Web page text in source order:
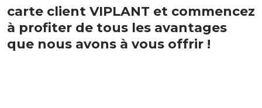
carte client VIPLANT et commencez
à profiter de tous les avantages
que nous avons à vous offrir !